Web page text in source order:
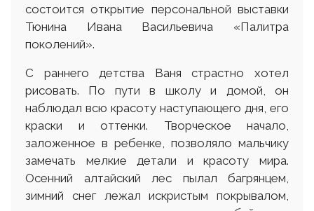
состоится открытие персональной выставки
Тюнина Ивана Васильевича «Палитра
поколений».
С раннего детства Ваня страстно хотел
рисовать. По пути в школу и домой, он
наблюдал всю красоту наступающего дня, его
краски и оттенки. Творческое начало,
заложенное в ребенке, позволяло мальчику
замечать мелкие детали и красоту мира.
Осенний алтайский лес пылал багрянцем,
зимний снег лежал искристым покрывалом,